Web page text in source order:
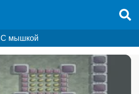
С мышкой